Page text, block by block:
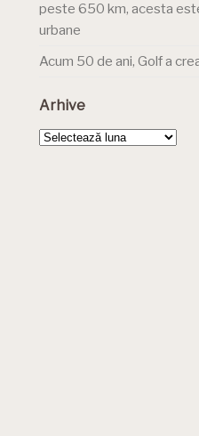
peste 650 km, acesta
urbane
Acum 50 de ani, Golf a
Arhive
Arhive